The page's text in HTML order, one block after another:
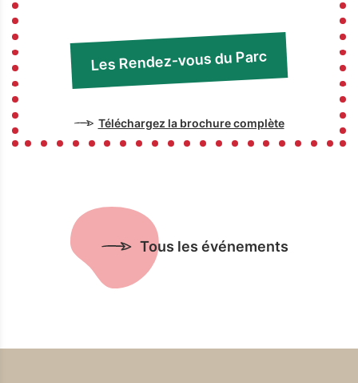
Les Rendez-vous du Parc
Téléchargez la brochure complète
Tous les événements